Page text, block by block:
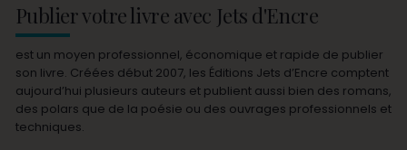
Publier votre livre avec Jets d'Encre
est un moyen professionnel, économique et rapide de publier
son livre. Créées début 2007, les Éditions Jets d’Encre comptent
aujourd’hui plusieurs auteurs et publient aussi bien des romans,
des polars que de la poésie ou des ouvrages professionnels et
techniques.